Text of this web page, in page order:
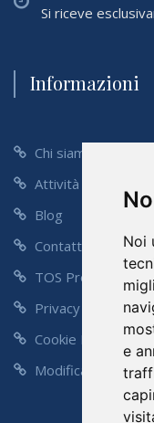
Noi
e
Si riceve
Informazioni
Chi siamo
Attività
Blog
Contatti
TOS Preventivo
Privacy Policy
Cookie Policy
Modifica